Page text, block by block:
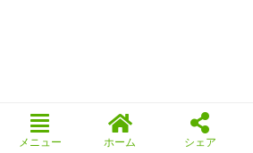
メニュー ホーム シェア